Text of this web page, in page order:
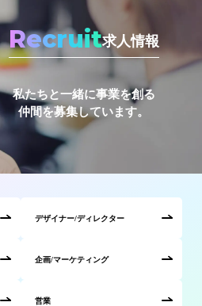
Recruit求人情報
私たちと一緒に事業を創る
仲間を募集しています。
デザイナー/ディレクター
企画/マーケティング
営業